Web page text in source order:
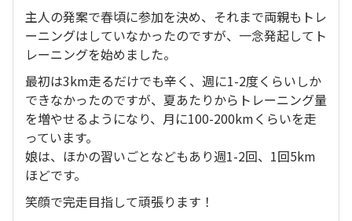
主人の発案で春頃に参加を決め、それまで両親もトレ
ーニングはしていなかったのですが、一念発起してト
レーニングを始めました。
最初は3km走るだけでも辛く、週に1-2度くらいしか
できなかったのですが、夏あたりからトレーニング量
を増やせるようになり、月に100-200kmくらいを走
っています。
娘は、ほかの習いごとなどもあり週1-2回、1回5km
ほどです。
笑顔で完走目指して頑張ります！